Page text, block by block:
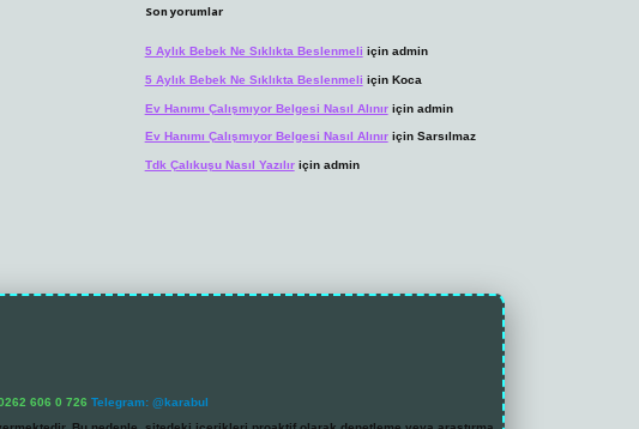
Son yorumlar
5 Aylık Bebek Ne Sıklıkta Beslenmeli için admin
5 Aylık Bebek Ne Sıklıkta Beslenmeli için Koca
Ev Hanımı Çalışmıyor Belgesi Nasıl Alınıriçin admin
Ev Hanımı Çalışmıyor Belgesi Nasıl Alınıriçin Sarsılmaz
Tdk Çalıkuşu Nasıl Yazılıriçin admin
606 0 726 Telegram: @karabul